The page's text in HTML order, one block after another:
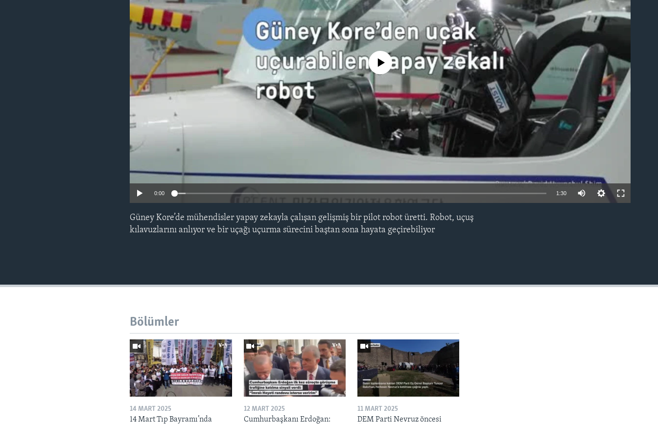
No media source currently available
0:00 1:30
Güney Kore’de mühendisler yapay zekayla çalışan gelişmiş bir pilot robot üretti. Robot, uçuş
kılavuzlarını anlıyor ve bir uçağı uçurma sürecini baştan sona hayata geçirebiliyor
Bölümler
14 MART 2025
14 Mart Tıp Bayramı’nda
12 MART 2025
Cumhurbaşkanı Erdoğan:
11 MART 2025
DEM Parti Nevruz öncesi